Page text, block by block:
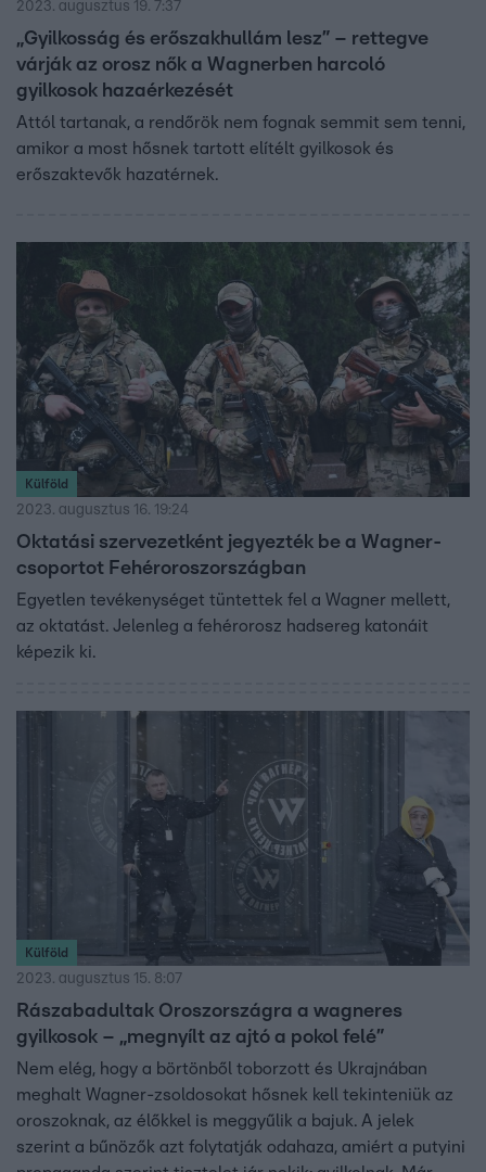
2023. augusztus 19. 7:37
„Gyilkosság és erőszakhullám lesz” – rettegve
várják az orosz nők a Wagnerben harcoló
gyilkosok hazaérkezését
Attól tartanak, a rendőrök nem fognak semmit sem tenni,
amikor a most hősnek tartott elítélt gyilkosok és
erőszaktevők hazatérnek.
Külföld
2023. augusztus 16. 19:24
Oktatási szervezetként jegyezték be a Wagner-
csoportot Fehéroroszországban
Egyetlen tevékenységet tüntettek fel a Wagner mellett,
az oktatást. Jelenleg a fehérorosz hadsereg katonáit
képezik ki.
Külföld
2023. augusztus 15. 8:07
Rászabadultak Oroszországra a wagneres
gyilkosok – „megnyílt az ajtó a pokol felé”
Nem elég, hogy a börtönből toborzott és Ukrajnában
meghalt Wagner-zsoldosokat hősnek kell tekinteniük az
oroszoknak, az élőkkel is meggyűlik a bajuk. A jelek
szerint a bűnözők azt folytatják odahaza, amiért a putyini